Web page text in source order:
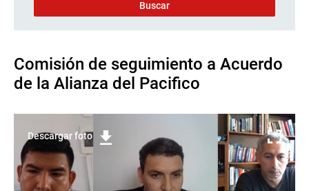
Comisión de seguimiento a Acuerdo
de la Alianza del Pacifico
Descargar foto